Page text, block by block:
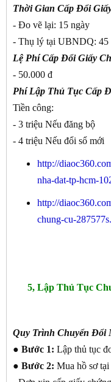
Thời Gian Cấp Đổi
- Đo vẽ lại: 15 ngày
- Thụ lý tại UBNDQ: 45
Lệ Phí Cấp Đổi Giấy
- 50.000 đ
Phí Lập Thủ Tục Cấp
Tiền công:
- 3 triệu Nếu đăng bộ
- 4 triệu Nếu đổi sổ mới
http://
nha-dat-tp-hcm-
http://
chung-cu-
5, Lập Thủ Tục
Quy Trình Chuyển Đổi
● Bước 1: Lập thủ tục
● Bước 2: Mua hồ sơ